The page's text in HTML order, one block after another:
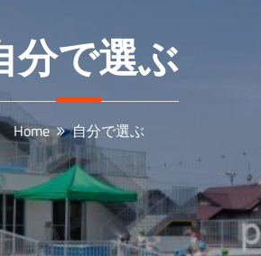
分で選ぶ
Home 自分で選ぶ